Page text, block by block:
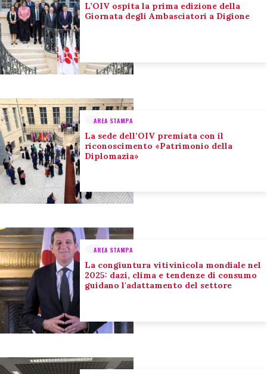
L’OIV ospita la prima edizione della
Giornata degli Ambasciatori a Digione
AREA STAMPA
La sede dell’OIV premiata con il
riconoscimento «Patrimonio della
Diplomazia»
AREA STAMPA
La congiuntura vitivinicola mondiale nel
2025: dazi, clima e tendenze di consumo
guidano l'adattamento del settore